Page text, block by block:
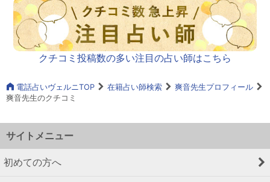
クチコミ投稿数の多い注目の占い師はこちら
電話占いヴェルニTOP 在籍占い師検索
爽音先生プロフィール
爽音先生のクチコミ
サイトメニュー
初めての方へ